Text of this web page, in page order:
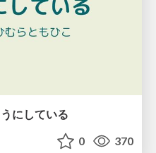
にしている
0 370